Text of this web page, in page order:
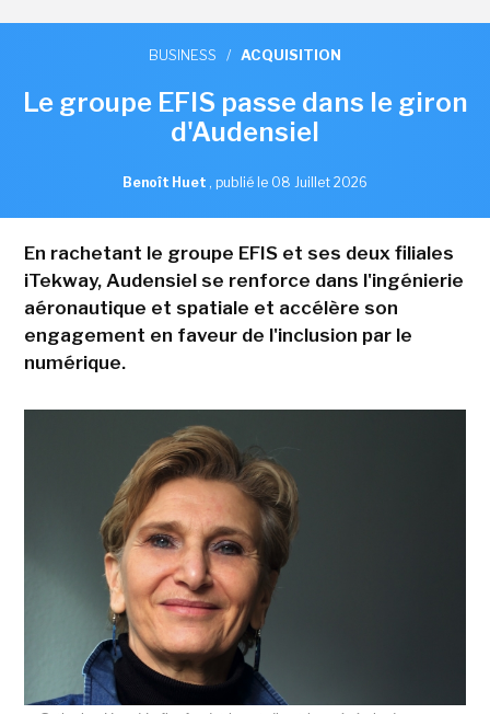
BUSINESS / ACQUISITION
Le groupe EFIS passe dans le giron
d'Audensiel
Benoît Huet , publié le 08 Juillet 2026
En rachetant le groupe EFIS et ses deux filiales
iTekway, Audensiel se renforce dans l'ingénierie
aéronautique et spatiale et accélère son
engagement en faveur de l'inclusion par le
numérique.